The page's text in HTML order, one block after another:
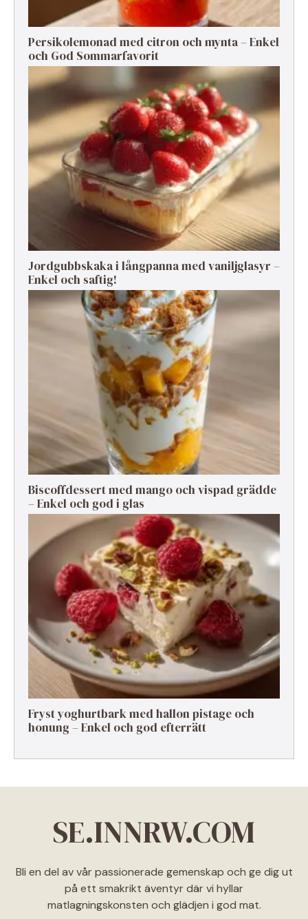
Persikolemonad med citron och mynta – Enkel
och God Sommarfavorit
Jordgubbskaka i långpanna med vaniljglasyr –
Enkel och saftig!
Biscoffdessert med mango och vispad grädde
– Enkel och god i glas
Fryst yoghurtbark med hallon pistage och
honung – Enkel och god efterrätt
SE.INNRW.COM
Bli en del av vår passionerade gemenskap och ge dig ut
på ett smakrikt äventyr där vi hyllar
matlagningskonsten och glädjen i god mat.